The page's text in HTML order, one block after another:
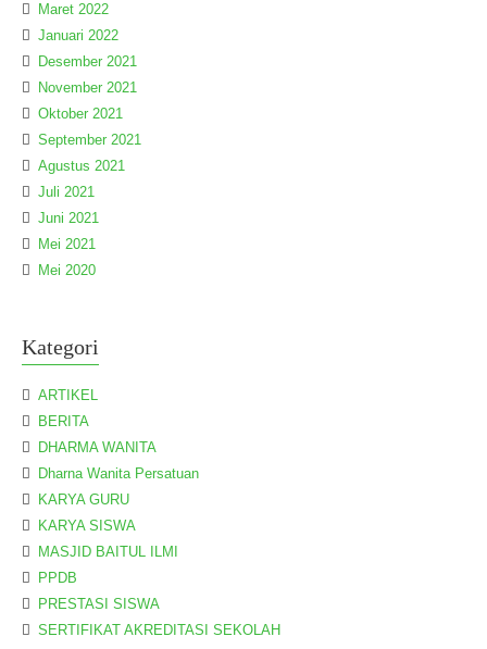
Maret 2022
Januari 2022
Desember 2021
November 2021
Oktober 2021
September 2021
Agustus 2021
Juli 2021
Juni 2021
Mei 2021
Mei 2020
Kategori
ARTIKEL
BERITA
DHARMA WANITA
Dharna Wanita Persatuan
KARYA GURU
KARYA SISWA
MASJID BAITUL ILMI
PPDB
PRESTASI SISWA
SERTIFIKAT AKREDITASI SEKOLAH